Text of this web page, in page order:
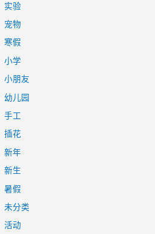
实验
宠物
寒假
小学
小朋友
幼儿园
手工
插花
新年
新生
暑假
未分类
活动